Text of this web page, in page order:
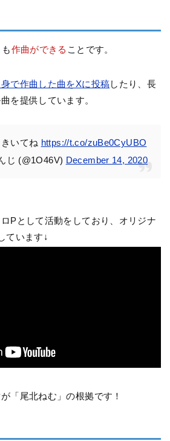
作曲ができる ことです。
身で作曲した曲をXに投稿したり、長
を提供しています。
いてね https://t.co/zuBe0CyUBO
じ (@1O46V) December 14, 2020
Pとして活動をしており、オリジナ
ています↓
「尾北ねむ」の根拠です！